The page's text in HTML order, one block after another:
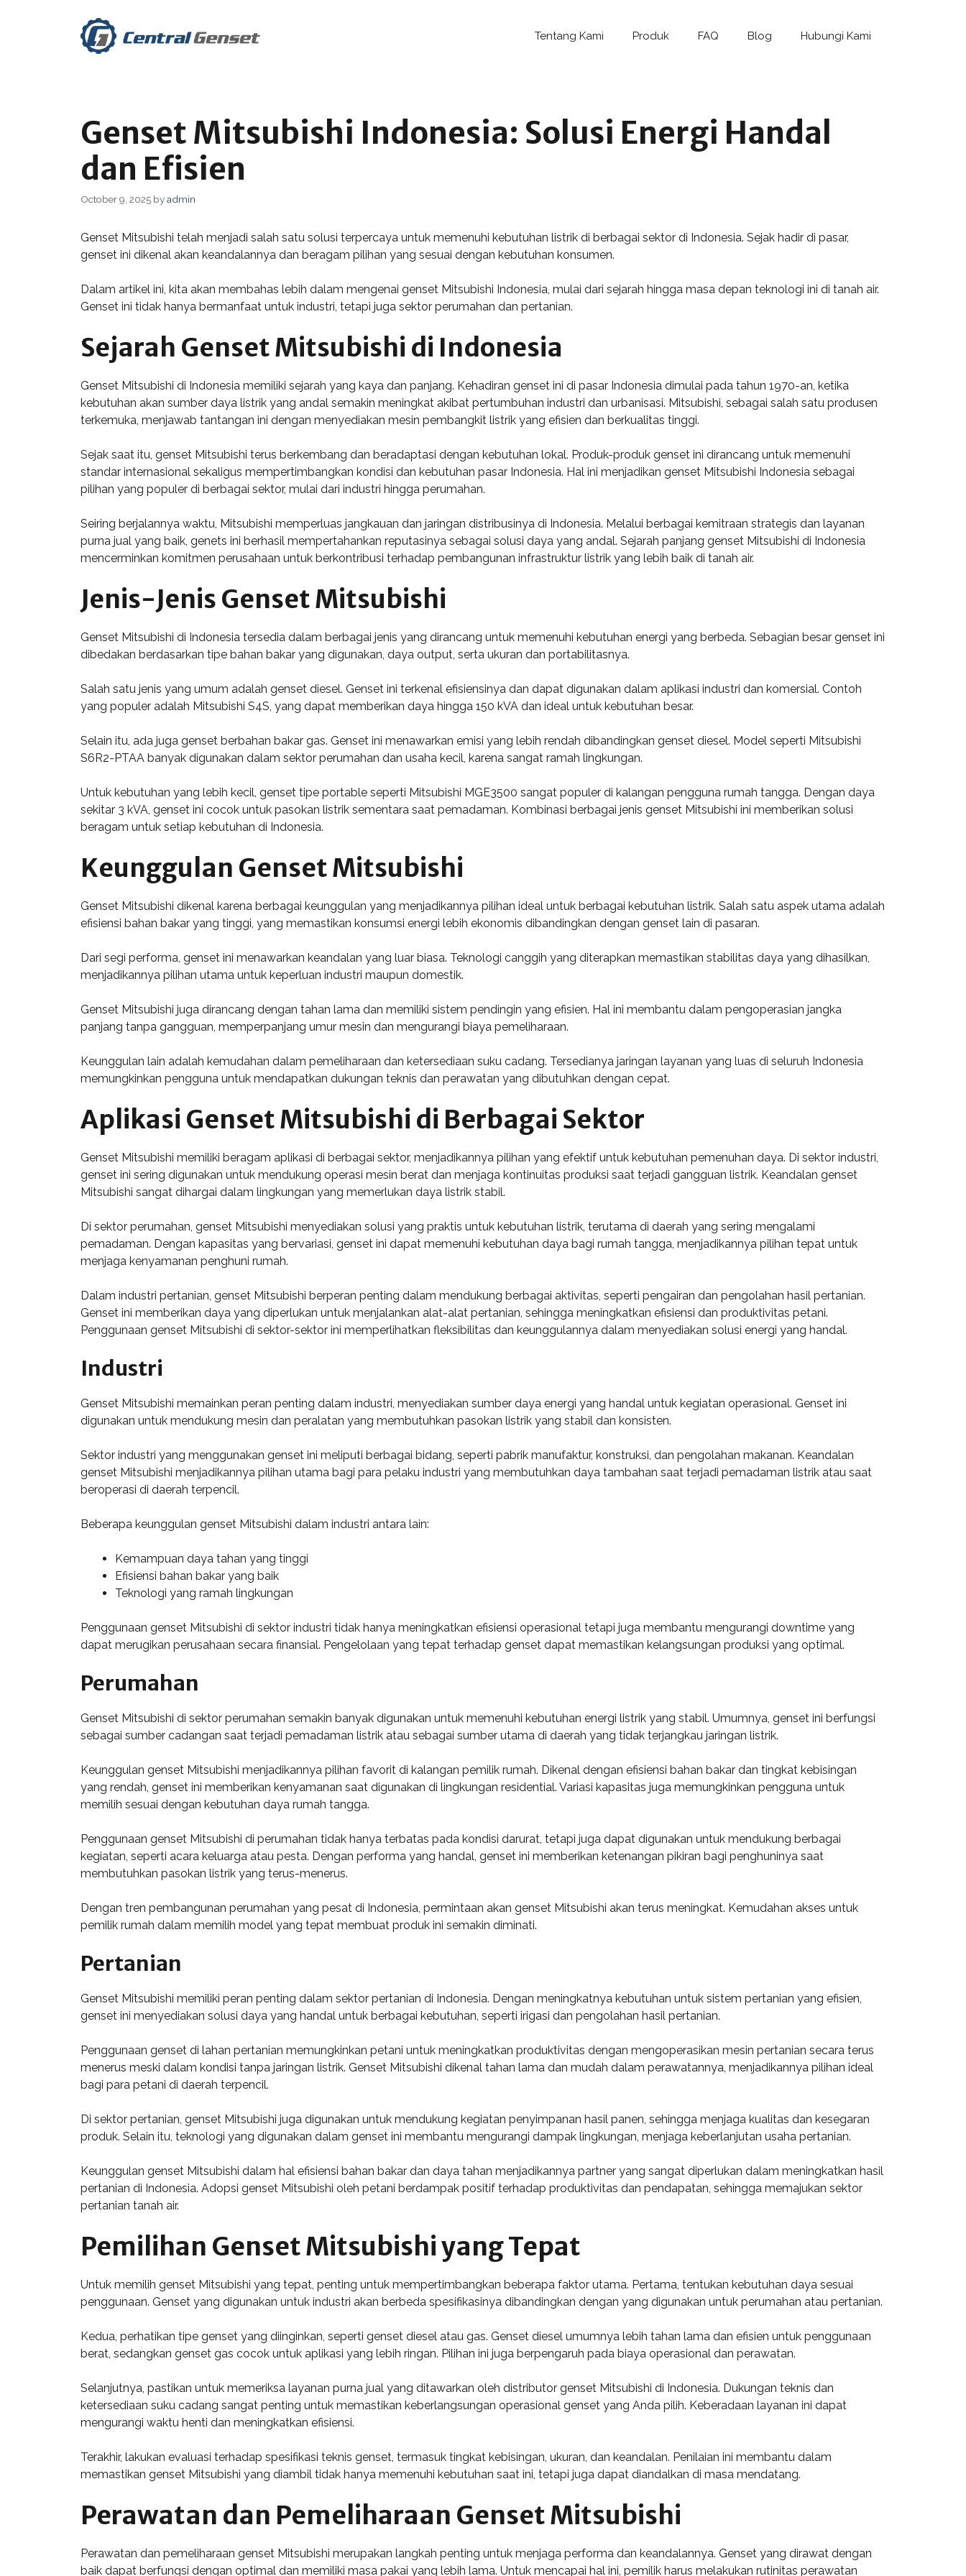
Tentang Kami Produk FAQ Blog Hubungi Kami
Genset Mitsubishi Indonesia: Solusi Energi Handal
dan Efisien
October 9, 2025 byadmin
Genset Mitsubishi telah menjadi salah satu solusi terpercaya untuk memenuhi kebutuhan listrik di berbagai sektor di Indonesia. Sejak hadir di pasar,
genset ini dikenal akan keandalannya dan beragam pilihan yang sesuai dengan kebutuhan konsumen.
Dalam artikel ini, kita akan membahas lebih dalam mengenai genset Mitsubishi Indonesia, mulai dari sejarah hingga masa depan teknologi ini di tanah air.
Genset ini tidak hanya bermanfaat untuk industri, tetapi juga sektor perumahan dan pertanian.
Sejarah Genset Mitsubishi di Indonesia
Genset Mitsubishi di Indonesia memiliki sejarah yang kaya dan panjang. Kehadiran genset ini di pasar Indonesia dimulai pada tahun 1970-an, ketika
kebutuhan akan sumber daya listrik yang andal semakin meningkat akibat pertumbuhan industri dan urbanisasi. Mitsubishi, sebagai salah satu produsen
terkemuka, menjawab tantangan ini dengan menyediakan mesin pembangkit listrik yang efisien dan berkualitas tinggi.
Sejak saat itu, genset Mitsubishi terus berkembang dan beradaptasi dengan kebutuhan lokal. Produk-produk genset ini dirancang untuk memenuhi
standar internasional sekaligus mempertimbangkan kondisi dan kebutuhan pasar Indonesia. Hal ini menjadikan genset Mitsubishi Indonesia sebagai
pilihan yang populer di berbagai sektor, mulai dari industri hingga perumahan.
Seiring berjalannya waktu, Mitsubishi memperluas jangkauan dan jaringan distribusinya di Indonesia. Melalui berbagai kemitraan strategis dan layanan
purna jual yang baik, genets ini berhasil mempertahankan reputasinya sebagai solusi daya yang andal. Sejarah panjang genset Mitsubishi di Indonesia
mencerminkan komitmen perusahaan untuk berkontribusi terhadap pembangunan infrastruktur listrik yang lebih baik di tanah air.
Jenis-Jenis Genset Mitsubishi
Genset Mitsubishi di Indonesia tersedia dalam berbagai jenis yang dirancang untuk memenuhi kebutuhan energi yang berbeda. Sebagian besar genset ini
dibedakan berdasarkan tipe bahan bakar yang digunakan, daya output, serta ukuran dan portabilitasnya.
Salah satu jenis yang umum adalah genset diesel. Genset ini terkenal efisiensinya dan dapat digunakan dalam aplikasi industri dan komersial. Contoh
yang populer adalah Mitsubishi S4S, yang dapat memberikan daya hingga 150 kVA dan ideal untuk kebutuhan besar.
Selain itu, ada juga genset berbahan bakar gas. Genset ini menawarkan emisi yang lebih rendah dibandingkan genset diesel. Model seperti Mitsubishi
S6R2-PTAA banyak digunakan dalam sektor perumahan dan usaha kecil, karena sangat ramah lingkungan.
Untuk kebutuhan yang lebih kecil, genset tipe portable seperti Mitsubishi MGE3500 sangat populer di kalangan pengguna rumah tangga. Dengan daya
sekitar 3 kVA, genset ini cocok untuk pasokan listrik sementara saat pemadaman. Kombinasi berbagai jenis genset Mitsubishi ini memberikan solusi
beragam untuk setiap kebutuhan di Indonesia.
Keunggulan Genset Mitsubishi
Genset Mitsubishi dikenal karena berbagai keunggulan yang menjadikannya pilihan ideal untuk berbagai kebutuhan listrik. Salah satu aspek utama adalah
efisiensi bahan bakar yang tinggi, yang memastikan konsumsi energi lebih ekonomis dibandingkan dengan genset lain di pasaran.
Dari segi performa, genset ini menawarkan keandalan yang luar biasa. Teknologi canggih yang diterapkan memastikan stabilitas daya yang dihasilkan,
menjadikannya pilihan utama untuk keperluan industri maupun domestik.
Genset Mitsubishi juga dirancang dengan tahan lama dan memiliki sistem pendingin yang efisien. Hal ini membantu dalam pengoperasian jangka
panjang tanpa gangguan, memperpanjang umur mesin dan mengurangi biaya pemeliharaan.
Keunggulan lain adalah kemudahan dalam pemeliharaan dan ketersediaan suku cadang. Tersedianya jaringan layanan yang luas di seluruh Indonesia
memungkinkan pengguna untuk mendapatkan dukungan teknis dan perawatan yang dibutuhkan dengan cepat.
Aplikasi Genset Mitsubishi di Berbagai Sektor
Genset Mitsubishi memiliki beragam aplikasi di berbagai sektor, menjadikannya pilihan yang efektif untuk kebutuhan pemenuhan daya. Di sektor industri,
genset ini sering digunakan untuk mendukung operasi mesin berat dan menjaga kontinuitas produksi saat terjadi gangguan listrik. Keandalan genset
Mitsubishi sangat dihargai dalam lingkungan yang memerlukan daya listrik stabil.
Di sektor perumahan, genset Mitsubishi menyediakan solusi yang praktis untuk kebutuhan listrik, terutama di daerah yang sering mengalami
pemadaman. Dengan kapasitas yang bervariasi, genset ini dapat memenuhi kebutuhan daya bagi rumah tangga, menjadikannya pilihan tepat untuk
menjaga kenyamanan penghuni rumah.
Dalam industri pertanian, genset Mitsubishi berperan penting dalam mendukung berbagai aktivitas, seperti pengairan dan pengolahan hasil pertanian.
Genset ini memberikan daya yang diperlukan untuk menjalankan alat-alat pertanian, sehingga meningkatkan efisiensi dan produktivitas petani.
Penggunaan genset Mitsubishi di sektor-sektor ini memperlihatkan fleksibilitas dan keunggulannya dalam menyediakan solusi energi yang handal.
Industri
Genset Mitsubishi memainkan peran penting dalam industri, menyediakan sumber daya energi yang handal untuk kegiatan operasional. Genset ini
digunakan untuk mendukung mesin dan peralatan yang membutuhkan pasokan listrik yang stabil dan konsisten.
Sektor industri yang menggunakan genset ini meliputi berbagai bidang, seperti pabrik manufaktur, konstruksi, dan pengolahan makanan. Keandalan
genset Mitsubishi menjadikannya pilihan utama bagi para pelaku industri yang membutuhkan daya tambahan saat terjadi pemadaman listrik atau saat
beroperasi di daerah terpencil.
Beberapa keunggulan genset Mitsubishi dalam industri antara lain:
Kemampuan daya tahan yang tinggi
Efisiensi bahan bakar yang baik
Teknologi yang ramah lingkungan
Penggunaan genset Mitsubishi di sektor industri tidak hanya meningkatkan efisiensi operasional tetapi juga membantu mengurangi downtime yang
dapat merugikan perusahaan secara finansial. Pengelolaan yang tepat terhadap genset dapat memastikan kelangsungan produksi yang optimal.
Perumahan
Genset Mitsubishi di sektor perumahan semakin banyak digunakan untuk memenuhi kebutuhan energi listrik yang stabil. Umumnya, genset ini berfungsi
sebagai sumber cadangan saat terjadi pemadaman listrik atau sebagai sumber utama di daerah yang tidak terjangkau jaringan listrik.
Keunggulan genset Mitsubishi menjadikannya pilihan favorit di kalangan pemilik rumah. Dikenal dengan efisiensi bahan bakar dan tingkat kebisingan
yang rendah, genset ini memberikan kenyamanan saat digunakan di lingkungan residential. Variasi kapasitas juga memungkinkan pengguna untuk
memilih sesuai dengan kebutuhan daya rumah tangga.
Penggunaan genset Mitsubishi di perumahan tidak hanya terbatas pada kondisi darurat, tetapi juga dapat digunakan untuk mendukung berbagai
kegiatan, seperti acara keluarga atau pesta. Dengan performa yang handal, genset ini memberikan ketenangan pikiran bagi penghuninya saat
membutuhkan pasokan listrik yang terus-menerus.
Dengan tren pembangunan perumahan yang pesat di Indonesia, permintaan akan genset Mitsubishi akan terus meningkat. Kemudahan akses untuk
pemilik rumah dalam memilih model yang tepat membuat produk ini semakin diminati.
Pertanian
Genset Mitsubishi memiliki peran penting dalam sektor pertanian di Indonesia. Dengan meningkatnya kebutuhan untuk sistem pertanian yang efisien,
genset ini menyediakan solusi daya yang handal untuk berbagai kebutuhan, seperti irigasi dan pengolahan hasil pertanian.
Penggunaan genset di lahan pertanian memungkinkan petani untuk meningkatkan produktivitas dengan mengoperasikan mesin pertanian secara terus
menerus meski dalam kondisi tanpa jaringan listrik. Genset Mitsubishi dikenal tahan lama dan mudah dalam perawatannya, menjadikannya pilihan ideal
bagi para petani di daerah terpencil.
Di sektor pertanian, genset Mitsubishi juga digunakan untuk mendukung kegiatan penyimpanan hasil panen, sehingga menjaga kualitas dan kesegaran
produk. Selain itu, teknologi yang digunakan dalam genset ini membantu mengurangi dampak lingkungan, menjaga keberlanjutan usaha pertanian.
Keunggulan genset Mitsubishi dalam hal efisiensi bahan bakar dan daya tahan menjadikannya partner yang sangat diperlukan dalam meningkatkan hasil
pertanian di Indonesia. Adopsi genset Mitsubishi oleh petani berdampak positif terhadap produktivitas dan pendapatan, sehingga memajukan sektor
pertanian tanah air.
Pemilihan Genset Mitsubishi yang Tepat
Untuk memilih genset Mitsubishi yang tepat, penting untuk mempertimbangkan beberapa faktor utama. Pertama, tentukan kebutuhan daya sesuai
penggunaan. Genset yang digunakan untuk industri akan berbeda spesifikasinya dibandingkan dengan yang digunakan untuk perumahan atau pertanian.
Kedua, perhatikan tipe genset yang diinginkan, seperti genset diesel atau gas. Genset diesel umumnya lebih tahan lama dan efisien untuk penggunaan
berat, sedangkan genset gas cocok untuk aplikasi yang lebih ringan. Pilihan ini juga berpengaruh pada biaya operasional dan perawatan.
Selanjutnya, pastikan untuk memeriksa layanan purna jual yang ditawarkan oleh distributor genset Mitsubishi di Indonesia. Dukungan teknis dan
ketersediaan suku cadang sangat penting untuk memastikan keberlangsungan operasional genset yang Anda pilih. Keberadaan layanan ini dapat
mengurangi waktu henti dan meningkatkan efisiensi.
Terakhir, lakukan evaluasi terhadap spesifikasi teknis genset, termasuk tingkat kebisingan, ukuran, dan keandalan. Penilaian ini membantu dalam
memastikan genset Mitsubishi yang diambil tidak hanya memenuhi kebutuhan saat ini, tetapi juga dapat diandalkan di masa mendatang.
Perawatan dan Pemeliharaan Genset Mitsubishi
Perawatan dan pemeliharaan genset Mitsubishi merupakan langkah penting untuk menjaga performa dan keandalannya. Genset yang dirawat dengan
baik dapat berfungsi dengan optimal dan memiliki masa pakai yang lebih lama. Untuk mencapai hal ini, pemilik harus melakukan rutinitas perawatan